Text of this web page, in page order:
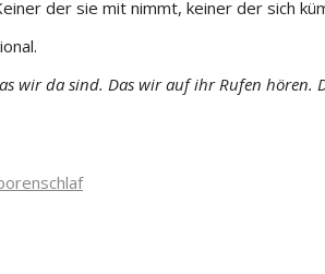
der sie mit nimmt, keiner der sich
wir da sind. Das wir auf ihr Rufen
schlaf